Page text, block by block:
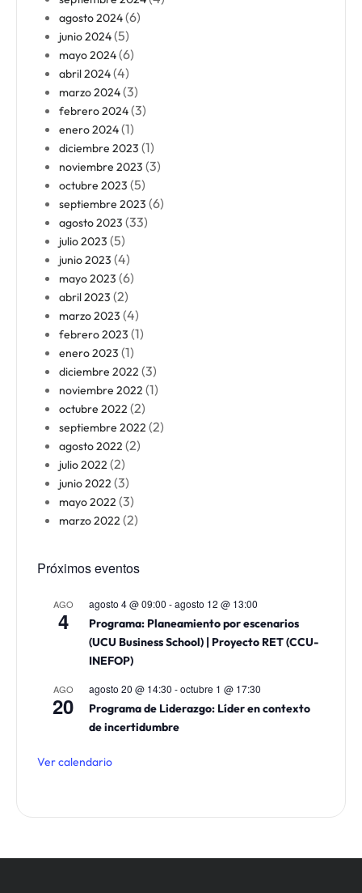
agosto 2024(6)
junio 2024(5)
mayo 2024(6)
abril 2024(4)
marzo 2024(3)
febrero 2024(3)
enero 2024(1)
diciembre 2023 (1)
noviembre 2023 (3)
octubre 2023 (5)
septiembre 2023 (6)
agosto 2023 (33)
julio 2023 (5)
junio 2023 (4)
mayo 2023 (6)
abril 2023 (2)
marzo 2023 (4)
febrero 2023 (1)
enero 2023 (1)
diciembre 2022 (3)
noviembre 2022 (1)
octubre 2022 (2)
septiembre 2022 (2)
agosto 2022 (2)
julio 2022 (2)
junio 2022 (3)
mayo 2022 (3)
marzo 2022 (2)
Próximos eventos
AGO
4
agosto 4 @ 09:00 -agosto 12 @ 13:00
Programa: Planeamiento por escenarios
(UCU Business School) | Proyecto RET (CCU-
INEFOP)
AGO
20
agosto 20 @ 14:30 -octubre 1 @ 17:30
Programa de Liderazgo: Líder en contexto
de incertidumbre
Ver calendario